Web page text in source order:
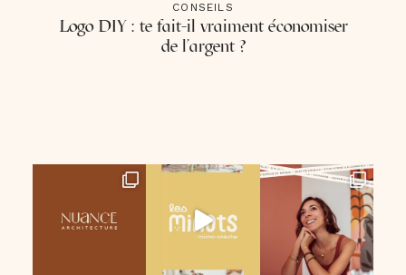
CONSEILS
Logo DIY : te fait-il vraiment économiser
de l’argent ?